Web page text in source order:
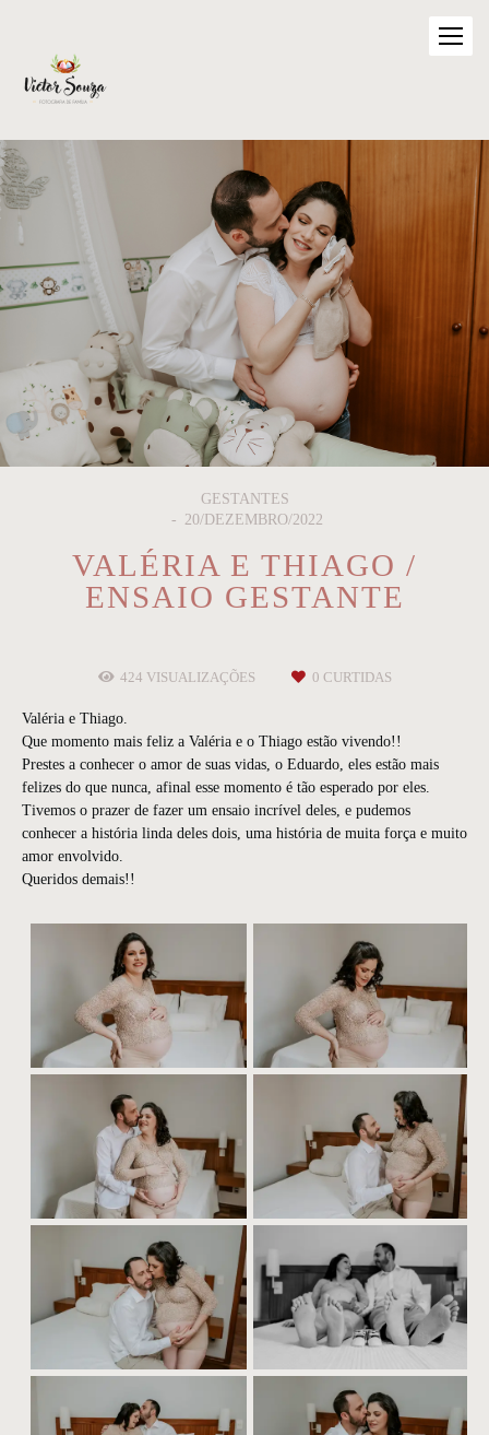
GESTANTES
20/DEZEMBRO/2022
VALÉRIA E THIAGO /
ENSAIO GESTANTE
424 VISUALIZAÇÕES 0 CURTIDAS
Valéria e Thiago.
Que momento mais feliz a Valéria e o Thiago estão vivendo!!
Prestes a conhecer o amor de suas vidas, o Eduardo, eles estão mais
felizes do que nunca, afinal esse momento é tão esperado por eles.
Tivemos o prazer de fazer um ensaio incrível deles, e pudemos
conhecer a história linda deles dois, uma história de muita força e muito
amor envolvido.
Queridos demais!!